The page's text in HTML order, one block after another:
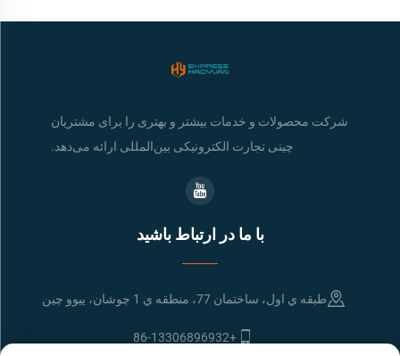
شرکت محصولات و خدمات بیشتر و بهتری را برای مشتریان
چینی تجارت الکترونیکی بین‌المللی ارائه می‌دهد.
با ما در ارتباط باشید
طبقه ي اول، ساختمان 77، منطقه ي 1 چوشان، ييوو چين
+86-13306896932